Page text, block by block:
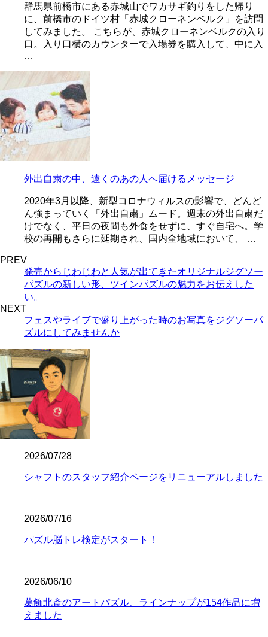
群馬県前橋市にある赤城山でワカサギ釣りをした帰り
に、前橋市のドイツ村「赤城クローネンベルク」を訪問
してみました。 こちらが、赤城クローネンベルクの入り
口。入り口横のカウンターで入場券を購入して、中に入
…
外出自粛の中、遠くのあの人へ届けるメッセージ
2020年3月以降、新型コロナウィルスの影響で、どんど
ん強まっていく「外出自粛」ムード。週末の外出自粛だ
けでなく、平日の夜間も外食をせずに、すぐ自宅へ。学
校の再開もさらに延期され、国内全地域において、 …
PREV
発売からじわじわと人気が出てきたオリジナルジグソー
パズルの新しい形、ツインパズルの魅力をお伝えした
い。
NEXT
フェスやライブで盛り上がった時のお写真をジグソーパ
ズルにしてみませんか
2026/07/28
シャフトのスタッフ紹介ページをリニューアルしました
2026/07/16
パズル脳トレ検定がスタート！
2026/06/10
葛飾北斎のアートパズル、ラインナップが154作品に増
えました